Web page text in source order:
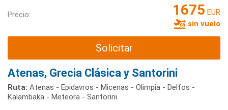
Precio: 1675 EUR
sin vuelo
Solicitar
Atenas, Grecia Clásica y Santorini
Ruta: Atenas - Epidavros - Micenas - Olimpia - Delfos -
Kalambaka - Meteora - Santorini